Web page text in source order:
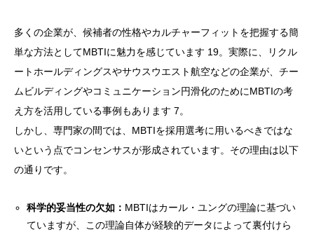
多くの企業が、候補者の性格やカルチャーフィットを把握する簡
単な方法としてMBTIに魅力を感じています 19。実際に、リクル
ートホールディングスやサウスウエスト航空などの企業が、チー
ムビルディングやコミュニケーション円滑化のためにMBTIの考
え方を活用している事例もあります 7。
しかし、専門家の間では、MBTIを採用選考に用いるべきではな
いという点でコンセンサスが形成されています。その理由は以下
の通りです。
科学的妥当性の欠如： MBTIはカール・ユングの理論に基づい
ていますが、この理論自体が経験的データによって裏付けら